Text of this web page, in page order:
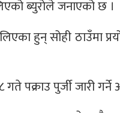
ब्युराेले जनाएको छ ।
हुन् सोही ठाउँमा
पक्राउ पुर्जी जारी गर्ने